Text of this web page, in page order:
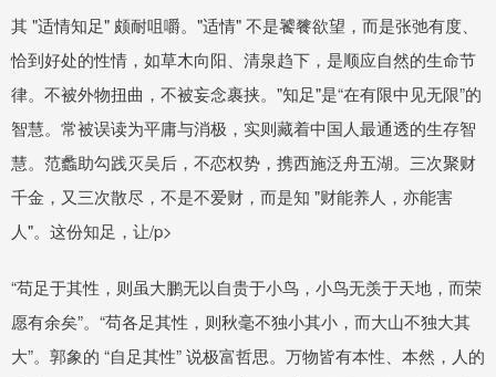
其 "适情知足" 颇耐咀嚼。"适情" 不是饕餮欲望，而是张弛有度、
恰到好处的性情，如草木向阳、清泉趋下，是顺应自然的生命节
律。不被外物扭曲，不被妄念裹挟。"知足"是“在有限中见无限”的
智慧。常被误读为平庸与消极，实则藏着中国人最通透的生存智
慧。范蠡助勾践灭吴后，不恋权势，携西施泛舟五湖。三次聚财
千金，又三次散尽，不是不爱财，而是知 "财能养人，亦能害
人"。这份知足，让/p>
“苟足于其性，则虽大鹏无以自贵于小鸟，小鸟无羡于天地，而荣
愿有余矣”。“苟各足其性，则秋毫不独小其小，而大山不独大其
大”。郭象的 “自足其性” 说极富哲思。万物皆有本性、本然，人的